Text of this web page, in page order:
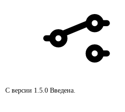
С версии 1.5.0 Введена.